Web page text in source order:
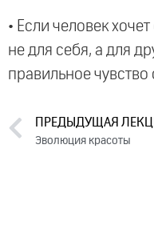
• Если человек
не для себя, а для
правильное чувство
ПРЕДЫДУЩАЯ
Эволюция красоты